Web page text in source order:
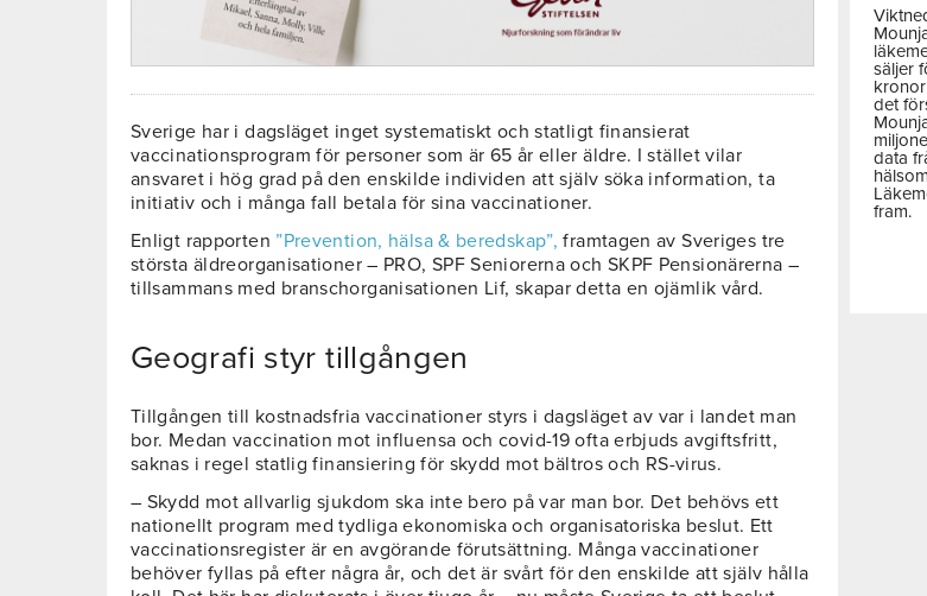
Sverige har i dagsläget inget systematiskt och statligt finansierat
vaccinationsprogram för personer som är 65 år eller äldre. I stället vilar
ansvaret i hög grad på den enskilde individen att själv söka information, ta
initiativ och i många fall betala för sina vaccinationer.
Enligt rapporten ”Prevention, hälsa & beredskap”,framtagen av Sveriges tre
största äldreorganisationer – PRO, SPF Seniorerna och SKPF Pensionärerna –
tillsammans med branschorganisationen Lif, skapar detta en ojämlik vård.
Geografi styr tillgången
Tillgången till kostnadsfria vaccinationer styrs i dagsläget av var i landet man
bor. Medan vaccination mot influensa och covid-19 ofta erbjuds avgiftsfritt,
saknas i regel statlig finansiering för skydd mot bältros och RS-virus.
– Skydd mot allvarlig sjukdom ska inte bero på var man bor. Det behövs ett
nationellt program med tydliga ekonomiska och organisatoriska beslut. Ett
vaccinationsregister är en avgörande förutsättning. Många vaccinationer
behöver fyllas på efter några år, och det är svårt för den enskilde att själv hålla
säljer
det
data
fram.